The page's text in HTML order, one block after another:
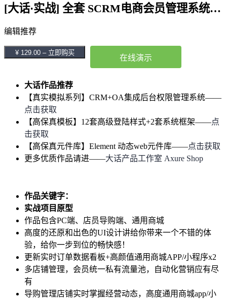
[大话·实战] 全套 SCRM电商会员管理系统+导购端+2商城app/小程序 高保真SAAS实战web+移动端原型设计
编辑推荐
¥ 129.00 – 立即购买
在线演示
大话作品推荐
【真实模拟系列】CRM+OA集成后台权限管理系统——
点击获取
【高保真模板】12套高级登陆样式+2套系统框架——点
击获取
【高保真元件库】Element 动态web元件库——点击获取
更多优质作品请进——大话产品工作室 Axure Shop
作品关键字：
实战项目原型
作品包含PC端、店员导购端、通用商城
高度的还原和出色的UI设计讲给你带来一个不错的体
验，给你一步到位的畅快感！
更新实时订单数据看板+高颜值通用商城APP/小程序x2
多店铺管理，会员统一私有流量池，自动化营销应有尽
有
导购管理店铺实时掌握经营动态，高度通用商城app/小